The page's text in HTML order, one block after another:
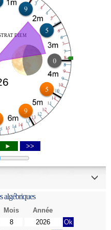
DIEM
► >>
algébriques
Mois
Année
Ok